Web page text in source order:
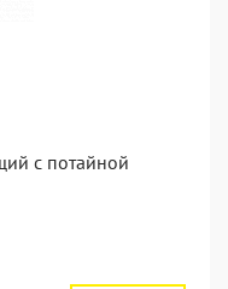
с потайной